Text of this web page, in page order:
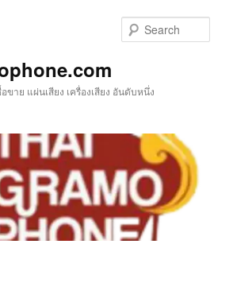
าย แผ่นเสียง เครื่องเสียง อันดับหนึ่ง